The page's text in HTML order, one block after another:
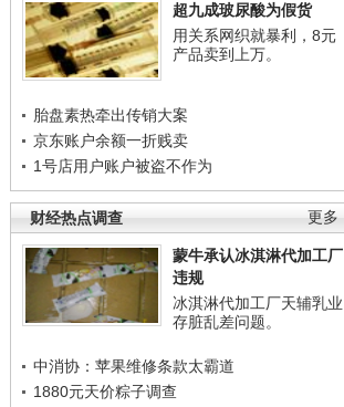
超九成玻尿酸为假货
用关系网织就暴利，8元
产品卖到上万。
胎盘素热牵出传销大案
京东账户余额一折贱卖
1号店用户账户被盗不作为
更多
财经热点调查
蒙牛承认冰淇淋代加工厂
违规
冰淇淋代加工厂天辅乳业
存脏乱差问题。
中消协：苹果维修条款太霸道
1880元天价粽子调查